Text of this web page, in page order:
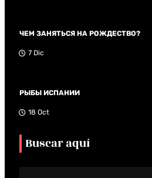
ЧЕМ ЗАНЯТЬСЯ НА РОЖДЕСТВО?
7 Dic
РЫБЫ ИСПАНИИ
18 Oct
Buscar aquí